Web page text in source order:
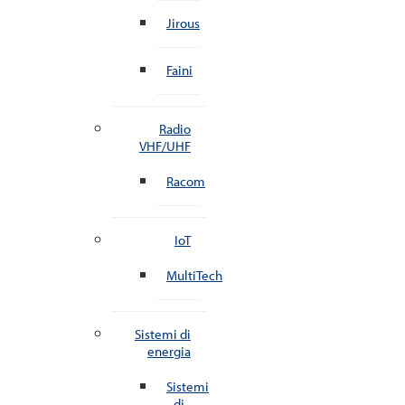
Jirous
Faini
Radio
VHF/UHF
Racom
IoT
MultiTech
Sistemi di
energia
Sistemi